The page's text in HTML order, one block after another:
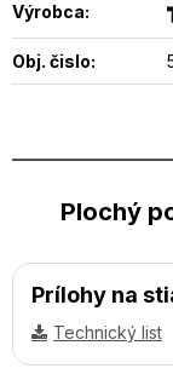
Výrobca:
Obj. čislo:
Plochý
Prílohy na
Technický list